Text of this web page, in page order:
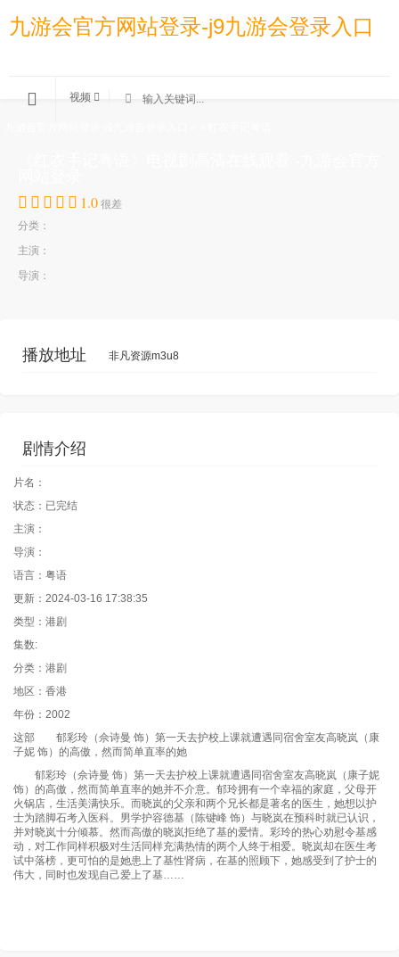
九游会官方网站登录-j9九游会登录入口
视频
1.0 很差
分类：
主演：
导演：
播放地址 非凡资源m3u8
剧情介绍
片名：
状态：已完结
主演：
导演：
语言：粤语
更新：2024-03-16 17:38:35
类型：港剧
集数:
分类：港剧
地区：香港
年份：2002
这部 郁彩玲（佘诗曼 饰）第一天去护校上课就遭遇同宿舍室友高晓岚（康
子妮 饰）的高傲，然而简单直率的她
郁彩玲（佘诗曼 饰）第一天去护校上课就遭遇同宿舍室友高晓岚（康子妮
饰）的高傲，然而简单直率的她并不介意。郁玲拥有一个幸福的家庭，父母开
火锅店，生活美满快乐。而晓岚的父亲和两个兄长都是著名的医生，她想以护
士为踏脚石考入医科。男学护容德基（陈键峰 饰）与晓岚在预科时就已认识，
并对晓岚十分倾慕。然而高傲的晓岚拒绝了基的爱情。彩玲的热心劝慰令基感
动，对工作同样积极对生活同样充满热情的两个人终于相爱。晓岚却在医生考
试中落榜，更可怕的是她患上了基性肾病，在基的照顾下，她感受到了护士的
伟大，同时也发现自己爱上了基……